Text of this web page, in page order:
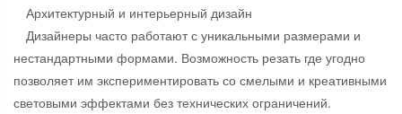
Архитектурный и интерьерный дизайн
Дизайнеры часто работают с уникальными размерами и
нестандартными формами. Возможность резать где угодно
позволяет им экспериментировать со смелыми и креативными
световыми эффектами без технических ограничений.